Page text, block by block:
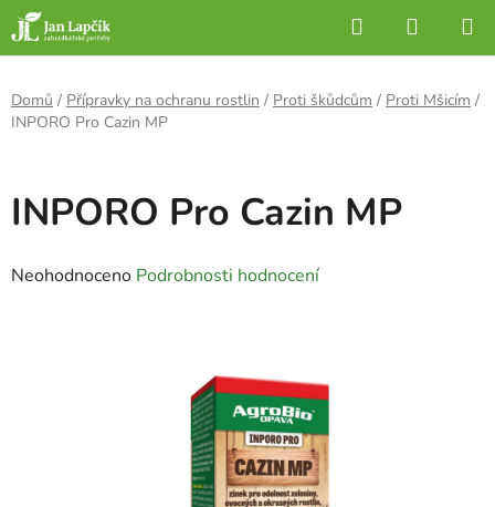
Přejít
na
obsah
Hledat
KOŠÍK
Domů / Přípravky na ochranu rostlin / Proti škůdcům / Proti Mšicím /
INPORO Pro Cazin MP
INPORO Pro Cazin MP
Průměrné
Neohodnoceno Podrobnosti hodnocení